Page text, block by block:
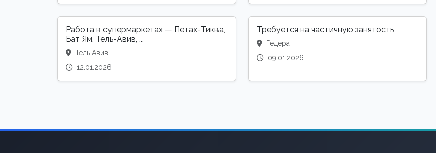
Работа в супермаркетах — Петах-Тиква,
Бат Ям, Тель-Авив, ...
Тель Авив
12.01.2026
Требуется на частичную занятость
Гедера
09.01.2026